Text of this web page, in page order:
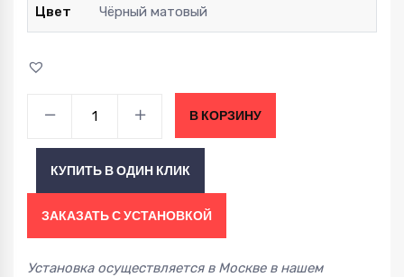
Цвет Чёрный матовый
YAMAHA
В КОРЗИНУ
КУПИТЬ В ОДИН КЛИК
ЗАКАЗАТЬ С УСТАНОВКОЙ
Установка осуществляется в Москве в нашем